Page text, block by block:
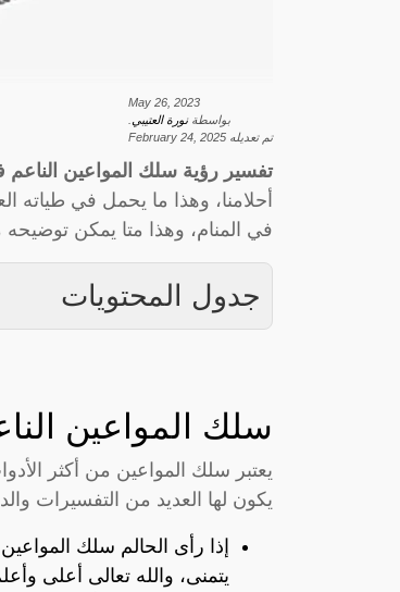
May 26, 2023
بواسطةنورة العتيبي
تم تعديله February 24, 2025
تفسير رؤية سلك المواعين الناعم
أحلامنا، وهذا ما يحمل في طياته
في المنام، وهذا متا يمكن
جدول المحتويات
سلك المواعين
يعتبر سلك المواعين من أكثر
يكون لها العديد من التفسيرات
إذا رأى الحالم سلك
يتمنى، والله تعالى أعلى